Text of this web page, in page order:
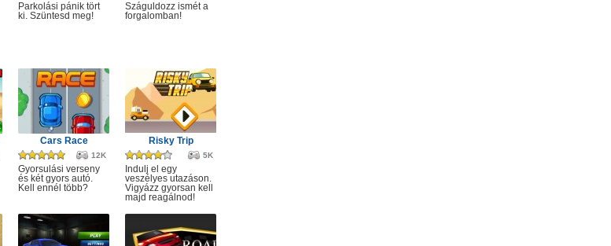
Parkolási pánik tört
ki. Szüntesd meg!
Száguldozz ismét a
forgalomban!
Cars Race
12K
Gyorsulási verseny
és két gyors autó.
Kell ennél több?
Risky Trip
5K
Indulj el egy
veszélyes utazáson.
Vigyázz gyorsan kell
majd reagálnod!